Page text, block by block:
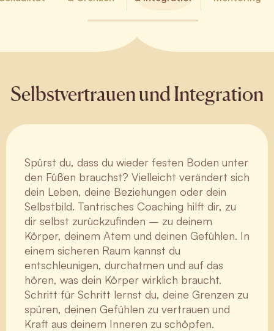
Selbstvertrauen und Integration
Spürst du, dass du wieder festen Boden unter
den Füßen brauchst? Vielleicht verändert sich
dein Leben, deine Beziehungen oder dein
Selbstbild. Tantrisches Coaching hilft dir, zu
dir selbst zurückzufinden – zu deinem
Körper, deinem Atem und deinen Gefühlen. In
einem sicheren Raum kannst du
entschleunigen, durchatmen und auf das
hören, was dein Körper wirklich braucht.
Schritt für Schritt lernst du, deine Grenzen zu
spüren, deinen Gefühlen zu vertrauen und
Kraft aus deinem Inneren zu schöpfen.